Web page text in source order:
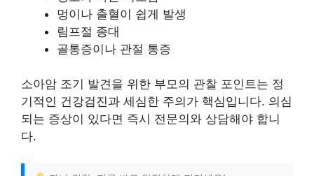
멍이나 출혈이 쉽게 발생
림프절 종대
골통증이나 관절 통증
소아암 조기 발견을 위한 부모의 관찰 포인트는 정
기적인 건강검진과 세심한 주의가 핵심입니다. 의심
되는 증상이 있다면 즉시 전문의와 상담해야 합니
다.